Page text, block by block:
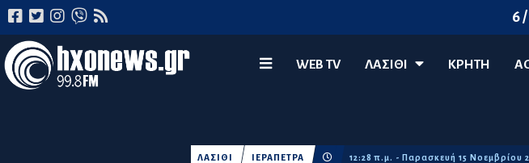
6
WEB TV ΛΑΣΊΘΙ ΚΡΗΤΗ
ΛΑΣΙΘΙ ΙΕΡΑΠΕΤΡΑ 12:28 π.μ. - Παρασκευή 15 Νοεμβρίου